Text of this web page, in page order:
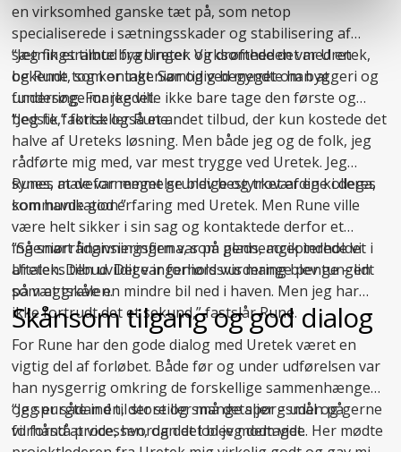
en virksomhed ganske tæt på, som netop
specialiserede isætningsskaderog stabilisering af
sætningsramte bygninger. Virksomheden var Uretek,
og Rune tog kontakt. Samtidig begyndte han at
undersøge markedet.
“Jeg fik et tilbud fra Uretek og drøftede det med en
bekendt, som er ingeniør og ved meget om byggeri og
fundering. For jeg ville ikke bare tage den første og
bedste,” fortæller Rune.
“Jeg fik faktisk også et andet tilbud, der kun kostede det
halve af Ureteks løsning. Men både jeg og de folk, jeg
rådførte mig med, var mest trygge ved Uretek. Jeg
synes, at de var meget grundige og troværdige i deres
kommunikation.”
Runes mavefornemmelse blev bestyrket af en kollega,
som havde god erfaring med Uretek. Men Rune ville
være helt sikker i sin sag og kontaktede derfor et
ingeniørrådgivningsfirma, som gennemgik indholdet i
aftalen. Den uvildige ingeniørs vurdering blev tungen
på vægtskålen.
“Så snart finansieringen var på plads, accepterede vi
Ureteks tilbud. Det var forholdsvis mange penge – lidt
som at grave en mindre bil ned i haven. Men jeg har
ikke fortrudt det et sekund,” fastslår Rune.
Skånsom tilgang og god dialog
For Rune har den gode dialog med Uretek været en
vigtig del af forløbet. Både før og under udførelsen var
han nysgerrig omkring de forskellige sammenhænge
og spurgte ind til store og små detaljer – uden på
forhånd at vide, hvordan det blev modtaget.
“Jeg er sådan én, der stiller mange spørgsmål og gerne
vil forstå processen, og det lod jeg dem vide. Her mødte